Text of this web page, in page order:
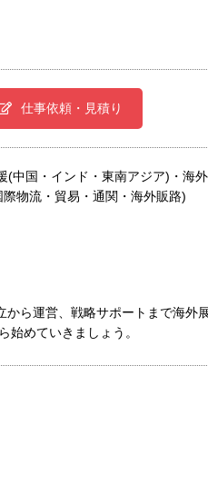
仕事依頼・見積り
(中国・インド・東南アジア)・海
物流・貿易・通関・海外販路)
から運営、戦略サポートまで海外
始めていきましょう。